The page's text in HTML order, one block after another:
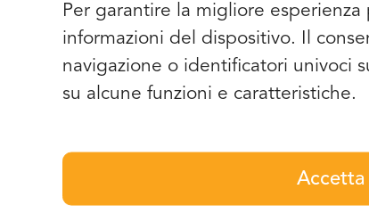
Per garantire la migliore
informazioni del dispositivo. Il
navigazione o identificatori univoci
su alcune funzioni e caratteristiche.
Accetta